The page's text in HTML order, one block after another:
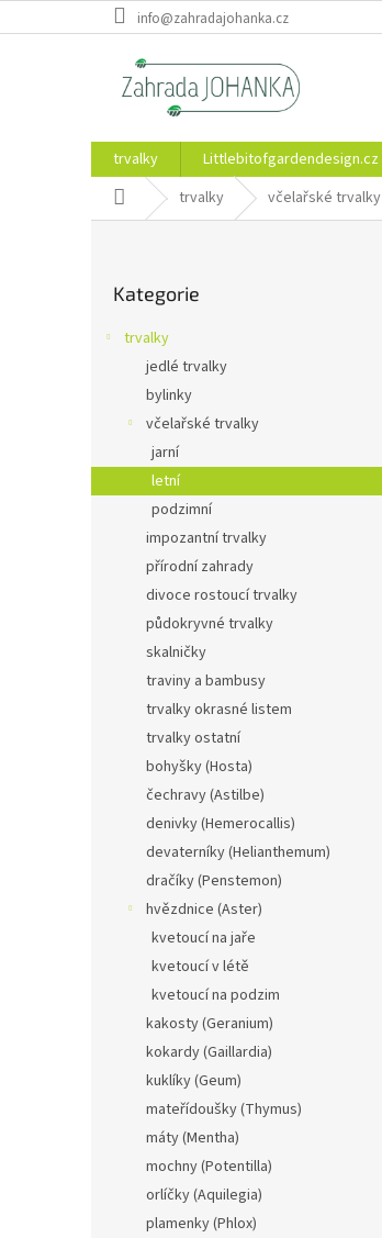
na
info@zahradajohanka.cz
trvalky Littlebitofgardendesign.cz
Domů trvalky včelařské trvalky
a
n
kategorie
Kategorie
trvalky
jedlé trvalky
bylinky
včelařské trvalky
jarní
letní
podzimní
impozantní trvalky
přírodní zahrady
divoce rostoucí trvalky
půdokryvné trvalky
skalničky
traviny a bambusy
trvalky okrasné listem
trvalky ostatní
bohyšky (Hosta)
čechravy (Astilbe)
denivky (Hemerocallis)
devaterníky (Helianthemum)
dračíky (Penstemon)
hvězdnice (Aster)
kvetoucí na jaře
kvetoucí v létě
kvetoucí na podzim
kakosty (Geranium)
kokardy (Gaillardia)
kuklíky (Geum)
mateřídoušky (Thymus)
máty (Mentha)
mochny (Potentilla)
orlíčky (Aquilegia)
plamenky (Phlox)